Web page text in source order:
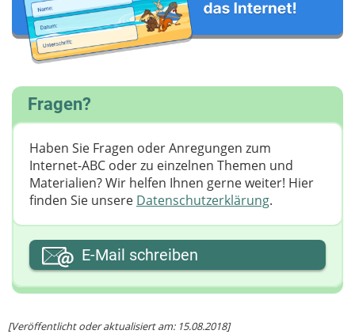
[Veröffentlicht oder aktualisiert am: 15.08.2018]
Fragen?
Haben Sie Fragen oder Anregungen zum
Internet-ABC oder zu einzelnen Themen und
Materialien? Wir helfen Ihnen gerne weiter! ​Hier
finden Sie unsere Datenschutzerklärung.
Ihre E-Mail-Adresse
E-Mail schreiben